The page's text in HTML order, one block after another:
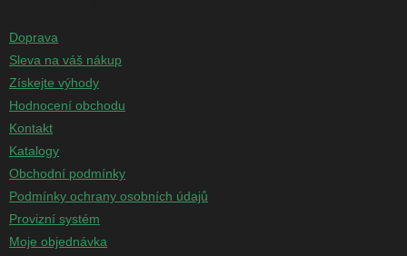
Doprava
Sleva na váš nákup
Získejte výhody
Hodnocení obchodu
Kontakt
Katalogy
Obchodní podmínky
Podmínky ochrany osobních údajů
Provizní systém
Moje objednávka